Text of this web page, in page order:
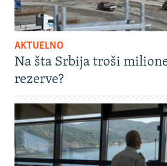
AKTUELNO
Na šta Srbija troši
rezerve?